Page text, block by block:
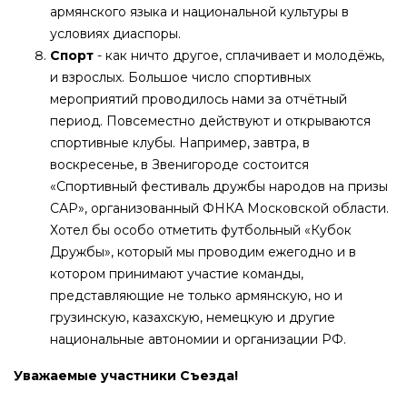
армянского языка и национальной культуры в
условиях диаспоры.
Спорт - как ничто другое, сплачивает и молодёжь,
и взрослых. Большое число спортивных
мероприятий проводилось нами за отчётный
период. Повсеместно действуют и открываются
спортивные клубы. Например, завтра, в
воскресенье, в Звенигороде состоится
«Спортивный фестиваль дружбы народов на призы
САР», организованный ФНКА Московской области.
Хотел бы особо отметить футбольный «Кубок
Дружбы», который мы проводим ежегодно и в
котором принимают участие команды,
представляющие не только армянскую, но и
грузинскую, казахскую, немецкую и другие
национальные автономии и организации РФ.
Уважаемые участники Съезда!